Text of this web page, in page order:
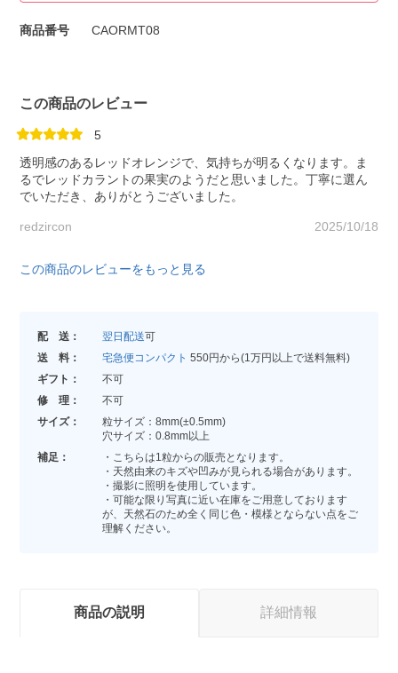
商品番号 CAORMT08
この商品のレビュー
5
透明感のあるレッドオレンジで、気持ちが明るくなります。ま
るでレッドカラントの果実のようだと思いました。丁寧に選ん
でいただき、ありがとうございました。
redzircon 2025/10/18
この商品のレビューをもっと見る
配 送： 翌日配送可
送 料：
宅急便コンパクト 550円から(1万円以上で送料無料)
ギフト：
不可
修 理：
不可
サイズ：
粒サイズ：8mm(±0.5mm)
穴サイズ：0.8mm以上
補足：
・こちらは1粒からの販売となります。
・天然由来のキズや凹みが見られる場合があります。
・撮影に照明を使用しています。
・可能な限り写真に近い在庫をご用意しております
が、天然石のため全く同じ色・模様とならない点をご
理解ください。
商品の説明 詳細情報